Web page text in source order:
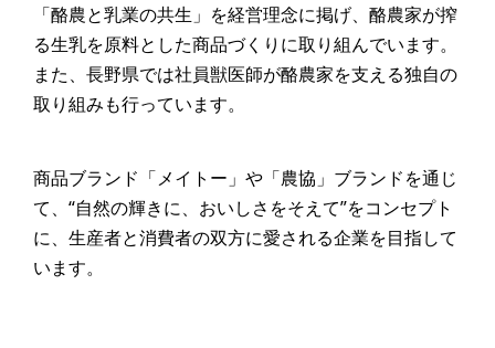
「酪農と乳業の共生」を経営理念に掲げ、酪農家が搾
る生乳を原料とした商品づくりに取り組んでいます。
また、長野県では社員獣医師が酪農家を支える独自の
取り組みも行っています。
商品ブランド「メイトー」や「農協」ブランドを通じ
て、“自然の輝きに、おいしさをそえて”をコンセプト
に、生産者と消費者の双方に愛される企業を目指して
います。